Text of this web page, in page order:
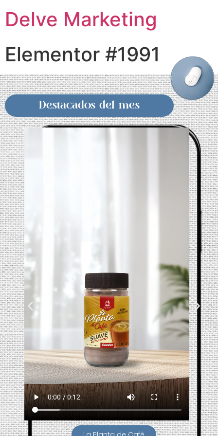
Delve Marketing
Elementor #1991
Destacados del mes